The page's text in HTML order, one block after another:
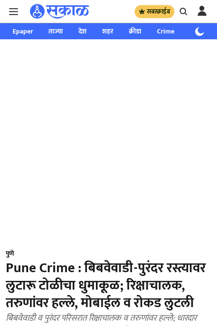
सबस्क्राईब
Epaper ताज्या देश शहर क्रीडा Crime साप्ताहिक
पुणे
Pune Crime : बिबवेवाडी-पुरंदर रस्त्यावर
लुटारू टोळीचा धुमाकूळ; रिक्षाचालक,
तरुणांवर हल्ले, मोबाईल व रोकड लुटली
बिबवेवाडी व पुरंदर परिसरात रिक्षाचालक व तरुणांवर हल्ले; धारदार